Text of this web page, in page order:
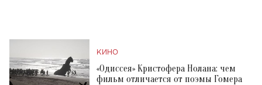
КИНО
«Одиссея» Кристофера Нолана: чем
фильм отличается от поэмы Гомера